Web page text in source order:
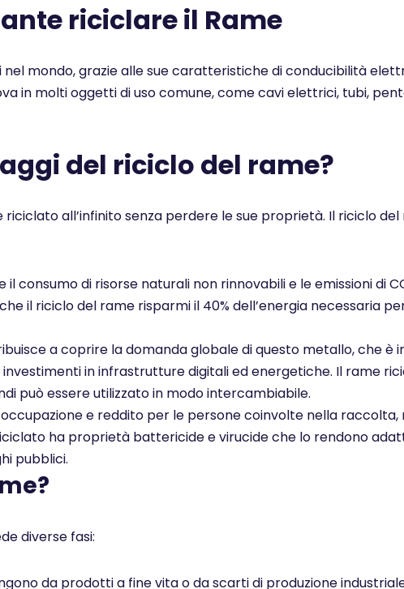
riciclare il Rame
nel mondo, grazie alle sue caratteristiche di conducibilità
in molti oggetti di uso comune, come cavi elettrici, tubi,
del riciclo del rame?
riciclato all’infinito senza perdere le sue proprietà. Il riciclo
consumo di risorse naturali non rinnovabili e le emissioni di
il riciclo del rame risparmi il 40% dell’energia necessaria
a coprire la domanda globale di questo metallo, che
in infrastrutture digitali ed energetiche. Il rame
può essere utilizzato in modo intercambiabile.
e reddito per le persone coinvolte nella
ha proprietà battericide e virucide che lo rendono
pubblici.
diverse fasi:
da prodotti a fine vita o da scarti di produzione